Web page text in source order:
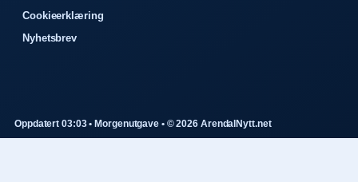
Cookieerklæring
Nyhetsbrev
Oppdatert 03:03 • Morgenutgave • © 2026 ArendalNytt.net